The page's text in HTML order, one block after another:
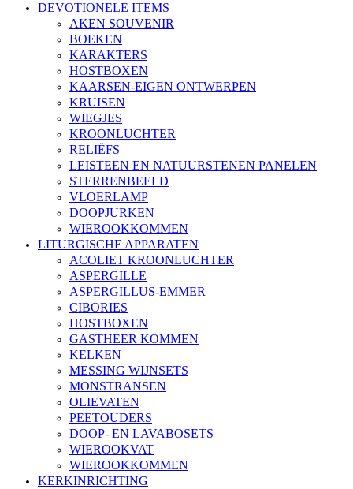
DEVOTIONELE ITEMS
AKEN SOUVENIR
BOEKEN
KARAKTERS
HOSTBOXEN
KAARSEN-EIGEN ONTWERPEN
KRUISEN
WIEGJES
KROONLUCHTER
RELIËFS
LEISTEEN EN NATUURSTENEN PANELEN
STERRENBEELD
VLOERLAMP
DOOPJURKEN
WIEROOKKOMMEN
LITURGISCHE APPARATEN
ACOLIET KROONLUCHTER
ASPERGILLE
ASPERGILLUS-EMMER
CIBORIES
HOSTBOXEN
GASTHEER KOMMEN
KELKEN
MESSING WIJNSETS
MONSTRANSEN
OLIEVATEN
PEETOUDERS
DOOP- EN LAVABOSETS
WIEROOKVAT
WIEROOKKOMMEN
KERKINRICHTING